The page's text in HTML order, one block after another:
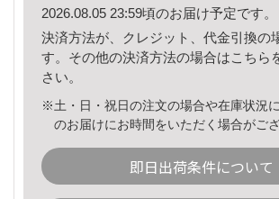
2026.08.05 23:59頃のお届け予定です。
決済方法が、クレジット、代金引換の
す。その他の決済方法の場合はこちら
さい。
※土・日・祝日の注文の場合や在庫状況
のお届けにお時間をいただく場合がござ
即日出荷条件について